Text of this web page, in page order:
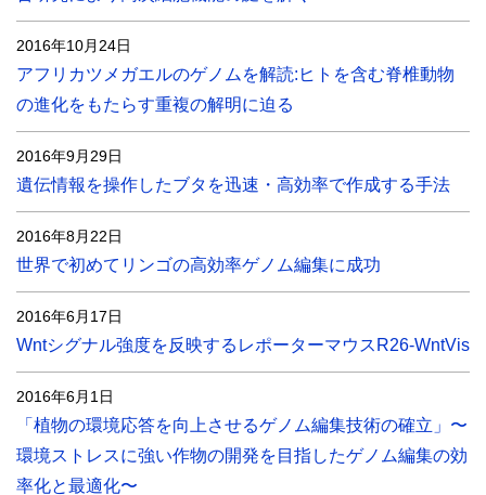
2016年10月24日
アフリカツメガエルのゲノムを解読:ヒトを含む脊椎動物
の進化をもたらす重複の解明に迫る
2016年9月29日
遺伝情報を操作したブタを迅速・高効率で作成する手法
2016年8月22日
世界で初めてリンゴの高効率ゲノム編集に成功
2016年6月17日
Wntシグナル強度を反映するレポーターマウスR26-WntVis
2016年6月1日
「植物の環境応答を向上させるゲノム編集技術の確立」〜
環境ストレスに強い作物の開発を目指したゲノム編集の効
率化と最適化〜